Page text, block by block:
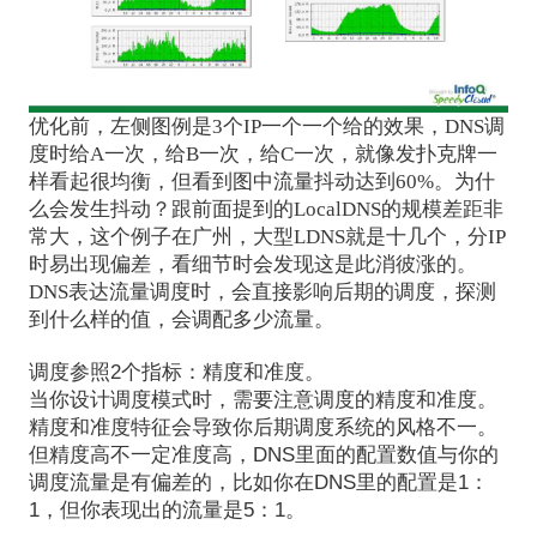
优化前，左侧图例是3个IP一个一个给的效果，DNS调
度时给A一次，给B一次，给C一次，就像发扑克牌一
样看起很均衡，但看到图中流量抖动达到60%。为什
么会发生抖动？跟前面提到的LocalDNS的规模差距非
常大，这个例子在广州，大型LDNS就是十几个，分IP
时易出现偏差，看细节时会发现这是此消彼涨的。
DNS表达流量调度时，会直接影响后期的调度，探测
到什么样的值，会调配多少流量。
调度参照2个指标：精度和准度。
当你设计调度模式时，需要注意调度的精度和准度。
精度和准度特征会导致你后期调度系统的风格不一。
但精度高不一定准度高，DNS里面的配置数值与你的
调度流量是有偏差的，比如你在DNS里的配置是1：
1，但你表现出的流量是5：1。